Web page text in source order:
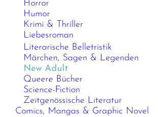
Horror
Humor
Krimi & Thriller
Liebesroman
Literarische Belletristik
Märchen, Sagen & Legenden
New Adult
Queere Bücher
Science-Fiction
Zeitgenössische Literatur
Comics, Mangas & Graphic Novel